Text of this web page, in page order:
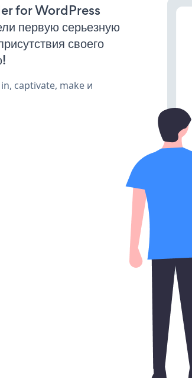
for WordPress
первую серьезную
своего
captivate, make и